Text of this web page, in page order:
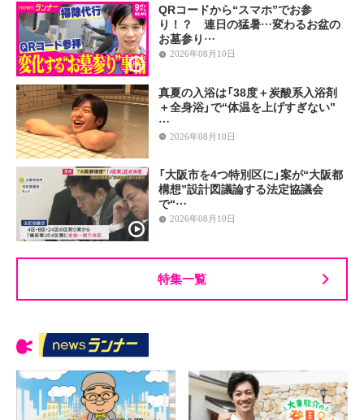
QRコードから“スマホ”でお参
り！？ 連日の猛暑…変わるお盆の
お墓参り…
2026年08月10日
真夏の入浴は「38度＋炭酸系入浴剤
＋全身浴」で“体温を上げすぎない”
…
2026年08月10日
「大阪市を4つ特別区に」案が“大阪都
構想”設計図議論する法定協議会
で“…
2026年08月10日
特集一覧